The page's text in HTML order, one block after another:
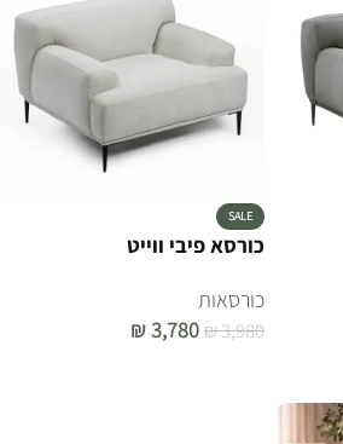
SALE
כורסא פיבי ווייט
כורסאות
₪3,980
₪3,780